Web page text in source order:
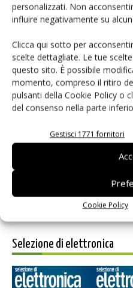
personalizzati. Non
influire negativamente su
Clicca qui sotto per
scelte dettagliate. Le tue
questo sito. È possibile
momento, compreso il ritiro
pulsanti della Cookie Policy o
del consenso nella parte
Gestisci 1771 fornitori
Cookie Policy
prossimi commenti.
Selezione di elettronica